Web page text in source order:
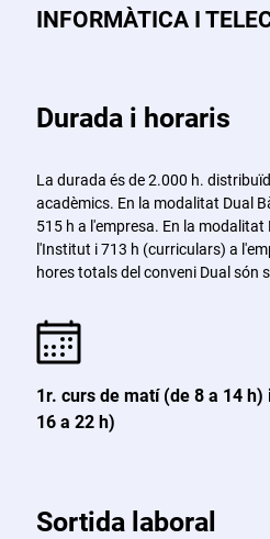
INFORMÀTICA I
Durada i horaris
La durada és de 2.000 h.
acadèmics. En la modalitat Dual
515 h a l'empresa. En la modalitat
l'Institut i 713 h (curriculars) a
hores totals del conveni Dual són
1r. curs de matí (de 8 a 14
16 a 22 h)
Sortida laboral